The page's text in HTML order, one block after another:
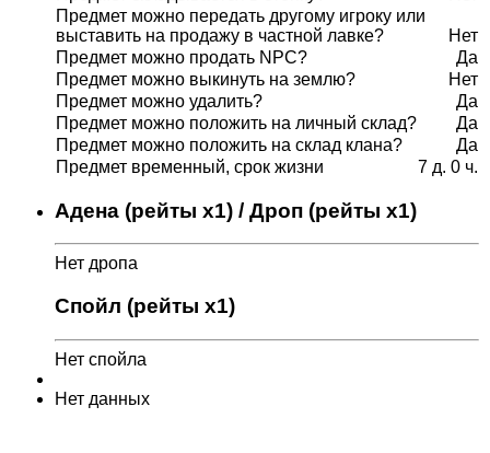
Предмет можно передать другому игроку или
выставить на продажу в частной лавке?
Нет
Предмет можно продать NPC?
Да
Предмет можно выкинуть на землю?
Нет
Предмет можно удалить?
Да
Предмет можно положить на личный склад?
Да
Предмет можно положить на склад клана?
Да
Предмет временный, срок жизни
7 д. 0 ч.
Адена (рейты x1) / Дроп (рейты x1)
Нет дропа
Спойл (рейты x1)
Нет спойла
Нет данных